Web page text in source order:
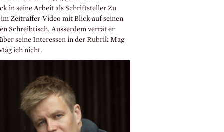
in seine Arbeit als Schriftsteller Zu
im Zeitraffer-Video mit Blick auf seinen
Schreibtisch. Ausserdem verrät er
seine Interessen in der Rubrik Mag
ich nicht.